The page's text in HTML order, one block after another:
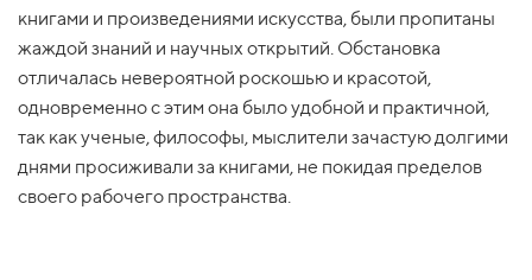
книгами и произведениями искусства, были пропитаны
жаждой знаний и научных открытий. Обстановка
отличалась невероятной роскошью и красотой,
одновременно с этим она было удобной и практичной,
так как ученые, философы, мыслители зачастую долгими
днями просиживали за книгами, не покидая пределов
своего рабочего пространства.